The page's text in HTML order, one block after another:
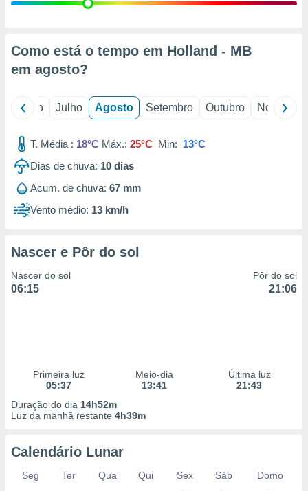
estudos
1199
Como está o tempo em Holland - MB
em agosto?
Junho Julho Agosto Setembro Outubro Novembro
T. Média : 18°C Máx.: 25°C Min: 13°C
Dias de chuva: 10 dias
Acum. de chuva: 67 mm
Vento médio: 13 km/h
Nascer e Pôr do sol
Nascer do sol
06:15
Pôr do sol
21:06
Primeira luz
05:37
Meio-dia
13:41
Última luz
21:43
Duração do dia 14h52m
Luz da manhã restante 4h39m
Calendário Lunar
Seg Ter Qua Qui Sex Sáb
Domo